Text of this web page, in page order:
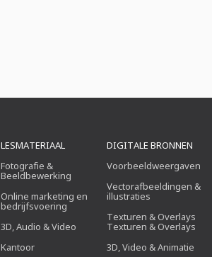
LESMATERIAAL
Fotografie &
Beeldbewerking
Online marketing en
bedrijfsvoering
3D, Audio & Video
Kantoor
DIGITALE BRONNEN
Voorbeeldweergaven
Vectorafbeeldingen &
illustraties
Texturen & Overlays
Texturen & Overlays
3D, Video & Animatie